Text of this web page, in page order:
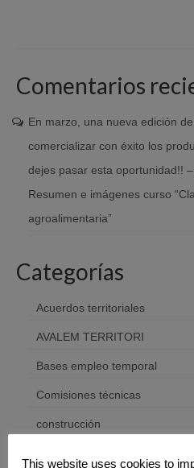
Comentarios
En marzo, una nueva edición
comercializar con éxito los
dejes pasar esta oportunidad!!
Resumen e imágenes curso
agroalimentaria”
Categorías
Acuerdos territoriales
AVALEM TERRITORI
Bases empleo temporal
Comisiones técnicas
construcción
This website uses cookies to